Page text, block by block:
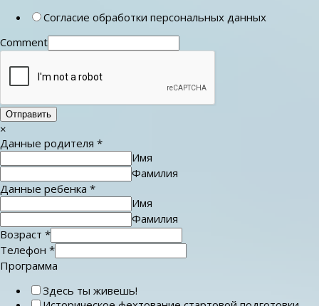
Согласие обработки персональных данных
Comment
Отправить
×
Данные родителя *
Имя
Фамилия
Данные ребенка *
Имя
Фамилия
Возраст *
Телефон *
Программа
Здесь ты живешь!